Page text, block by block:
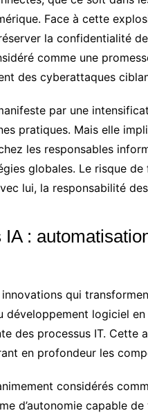
Face à cette
la confidentialité
comme une
des cyberattaques
par une
pratiques. Mais elle
les responsables
globales. Le risque
lui, la responsabilité
:
qui
développement logiciel
des processus IT. Cette
en profondeur les
considérés
d’autonomie capable